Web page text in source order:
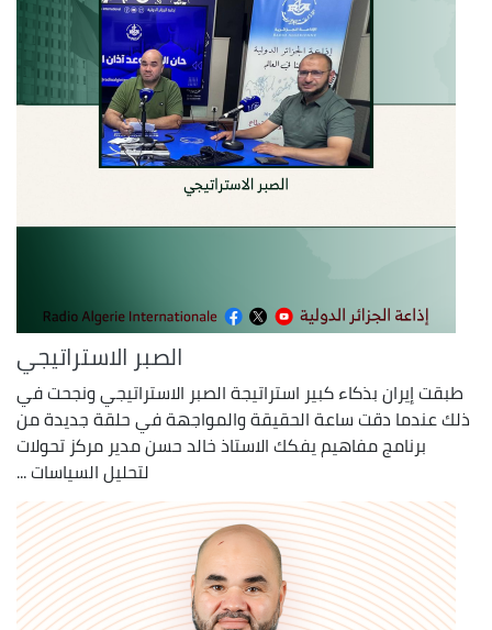
الصبر الاستراتيجي
طبقت إيران بذكاء كبير استراتيجة الصبر الاستراتيجي ونجحت في
ذلك عندما دقت ساعة الحقيقة والمواجهة في حلقة جديدة من
برنامج مفاهيم يفكك الاستاذ خالد حسن مدير مركز تحولات
لتحليل السياسات ...